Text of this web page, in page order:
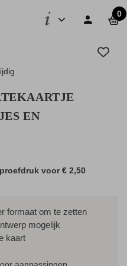
0
EN
voor€ 2,50
formaat om te zetten
mogelijk
kaart